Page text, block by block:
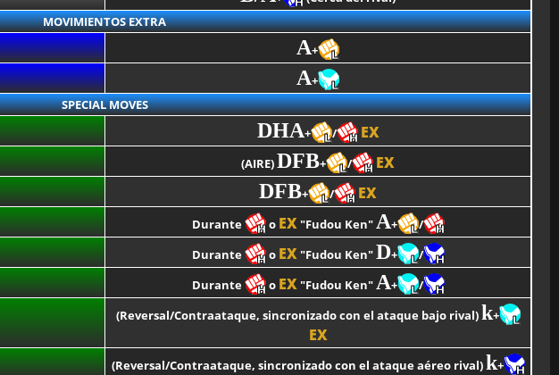
MOVIMIENTOS EXTRA
A+
A+
SPECIAL MOVES
DHA+ / EX
(AIRE)DFB+ / EX
DFB+ / EX
Durante o EX"Fudou Ken" A+
/
Durante o EX"Fudou Ken"D+
/
Durante o EX"Fudou Ken" A+ /
(Reversal/Contraataque, sincronizado con el ataque bajo rival)k+
EX
(Reversal/Contraataque, sincronizado con el ataque aéreo rival)k+